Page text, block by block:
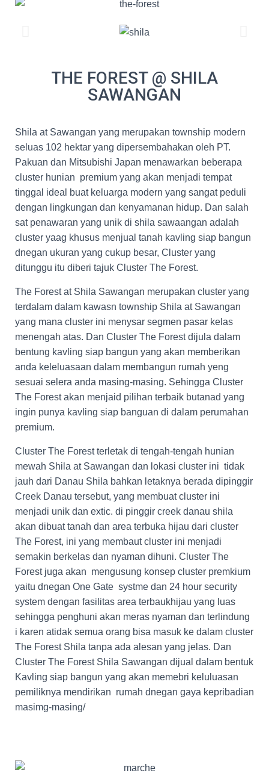
THE FOREST @ SHILA
SAWANGAN
Shila at Sawangan yang merupakan township modern
seluas 102 hektar yang dipersembahakan oleh PT.
Pakuan dan Mitsubishi Japan menawarkan beberapa
cluster hunian premium yang akan menjadi tempat
tinggal ideal buat keluarga modern yang sangat peduli
dengan lingkungan dan kenyamanan hidup. Dan salah
sat penawaran yang unik di shila sawaangan adalah
cluster yaag khusus menjual tanah kavling siap bangun
dnegan ukuran yang cukup besar, Cluster yang
ditunggu itu diberi tajuk Cluster The Forest.
The Forest at Shila Sawangan merupakan cluster yang
terdalam dalam kawasn township Shila at Sawangan
yang mana cluster ini menysar segmen pasar kelas
menengah atas. Dan Cluster The Forest dijula dalam
bentung kavling siap bangun yang akan memberikan
anda keleluasaan dalam membangun rumah yeng
sesuai selera anda masing-masing. Sehingga Cluster
The Forest akan menjaid pilihan terbaik butanad yang
ingin punya kavling siap banguan di dalam perumahan
premium.
Cluster The Forest terletak di tengah-tengah hunian
mewah Shila at Sawangan dan lokasi cluster ini tidak
jauh dari Danau Shila bahkan letaknya berada dipinggir
Creek Danau tersebut, yang membuat cluster ini
menjadi unik dan extic. di pinggir creek danau shila
akan dibuat tanah dan area terbuka hijau dari cluster
The Forest, ini yang membaut cluster ini menjadi
semakin berkelas dan nyaman dihuni. Cluster The
Forest juga akan mengusung konsep cluster premkium
yaitu dnegan One Gate systme dan 24 hour security
system dengan fasilitas area terbaukhijau yang luas
sehingga penghuni akan meras nyaman dan terlindung
i karen atidak semua orang bisa masuk ke dalam cluster
The Forest Shila tanpa ada alesan yang jelas. Dan
Cluster The Forest Shila Sawangan dijual dalam bentuk
Kavling siap bangun yang akan memebri keluluasan
pemiliknya mendirikan rumah dnegan gaya kepribadian
masimg-masing/